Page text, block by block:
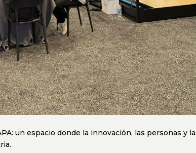
un espacio donde la innovación, las personas y